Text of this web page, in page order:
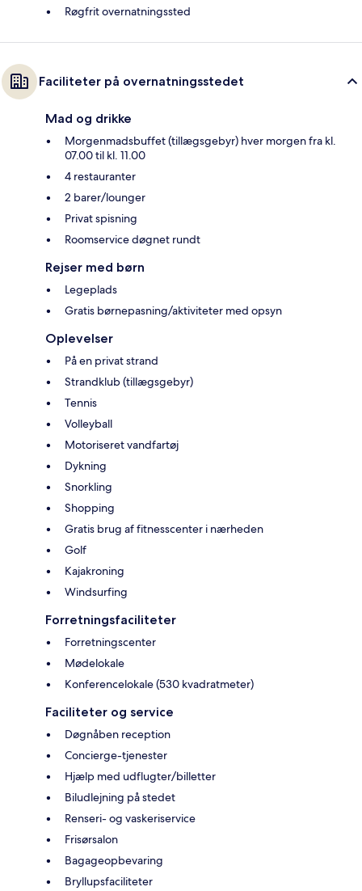
Røgfrit overnatningssted
Faciliteter på overnatningsstedet
Mad og drikke
Morgenmadsbuffet (tillægsgebyr) hver morgen fra kl.
07.00 til kl. 11.00
4 restauranter
2 barer/lounger
Privat spisning
Roomservice døgnet rundt
Rejser med børn
Legeplads
Gratis børnepasning/aktiviteter med opsyn
Oplevelser
På en privat strand
Strandklub (tillægsgebyr)
Tennis
Volleyball
Motoriseret vandfartøj
Dykning
Snorkling
Shopping
Gratis brug af fitnesscenter i nærheden
Golf
Kajakroning
Windsurfing
Forretningsfaciliteter
Forretningscenter
Mødelokale
Konferencelokale (530 kvadratmeter)
Faciliteter og service
Døgnåben reception
Concierge-tjenester
Hjælp med udflugter/billetter
Biludlejning på stedet
Renseri- og vaskeriservice
Frisørsalon
Bagageopbevaring
Bryllupsfaciliteter